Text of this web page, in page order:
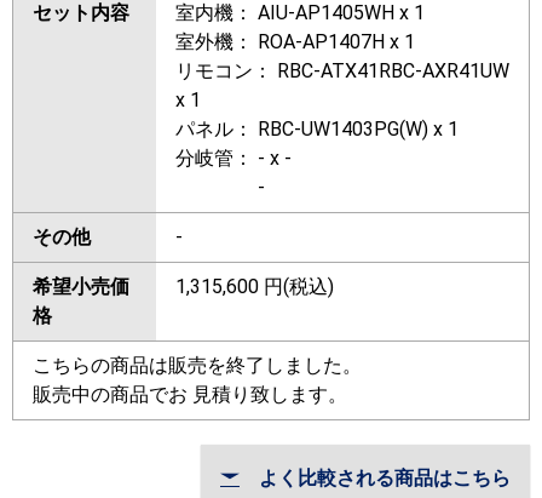
セット内容
室内機： AIU-AP1405WH x 1
室外機： ROA-AP1407H x 1
リモコン： RBC-ATX41RBC-AXR41UW
x 1
パネル： RBC-UW1403PG(W) x 1
分岐管： - x -
-
その他 -
希望小売価
格
1,315,600 円(税込)
こちらの商品は販売を終了しました。
販売中の商品でお 見積り致します。
よく比較される商品はこちら